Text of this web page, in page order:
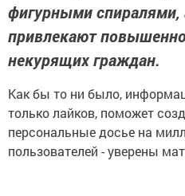
фигурными спиралями,
привлекают
некурящих граждан.
Как бы то ни было,
только лайков, поможет
персональные досье на
пользователей - уверены